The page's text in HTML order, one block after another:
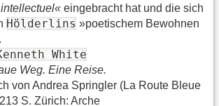
eingebracht hat und die sich
Hölderlins »poetischem Bewohnen
White
Weg. Eine Reise.
von Andrea Springler (La Route Bleue
S. Zürich: Arche